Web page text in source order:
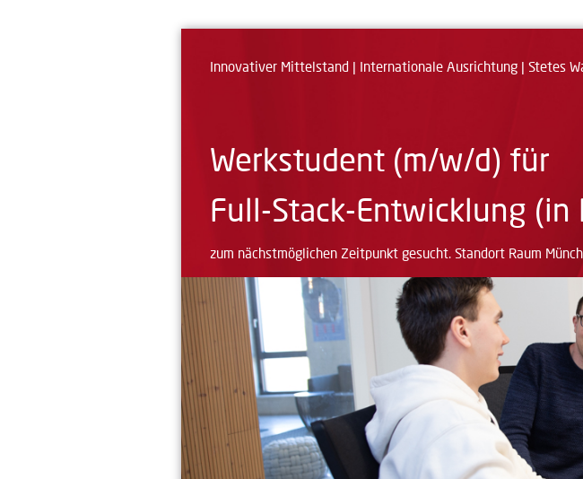
Innovativer Mittelstand | Internationale Ausrichtung | Stetes
Werk­student (m/w/d) für
Full-Stack-Entwicklung (in
zum nächstmöglichen Zeitpunkt gesucht. Standort Raum